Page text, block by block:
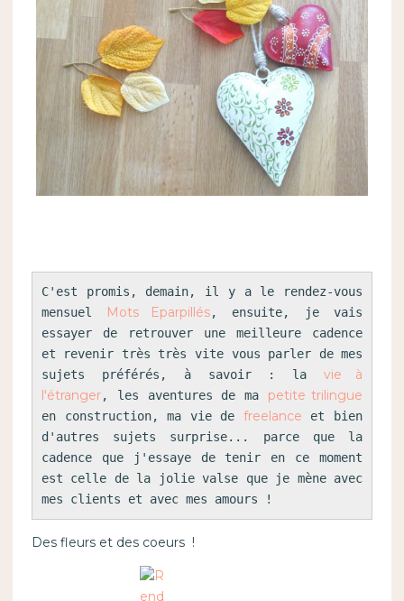
C'est promis, demain, il y a le rendez-vous
mensuel
Mots Eparpillés, ensuite, je vais
essayer de retrouver une meilleure cadence
et revenir très très vite vous parler de mes
sujets préférés, à savoir : la vie à
l'étranger, les aventures de ma petite trilingue
en construction, ma vie de freelance et bien
d'autres sujets surprise... parce que la
cadence que j'essaye de tenir en ce moment
est celle de la jolie valse que je mène avec
mes clients et avec mes amours !
Des fleurs et des coeurs !